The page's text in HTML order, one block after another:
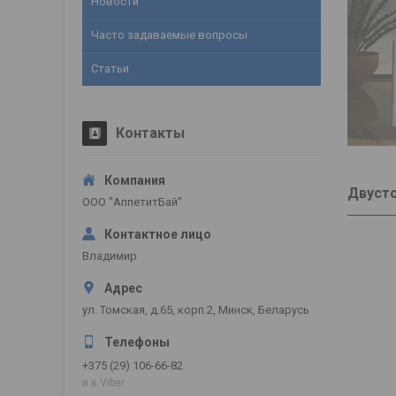
Часто задаваемые вопросы
Статьи
Контакты
ООО "АппетитБай"
Владимир
ул. Томская, д.65, корп.2, Минск, Беларусь
+375 (29) 106-66-82
и в Viber